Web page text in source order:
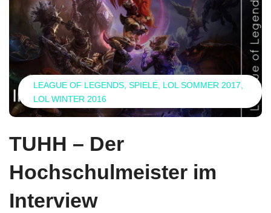
LEAGUE OF LEGENDS SPIELE LOL SOMMER 2017
LOL WINTER 2016
TUHH – Der
Hochschulmeister im
Interview